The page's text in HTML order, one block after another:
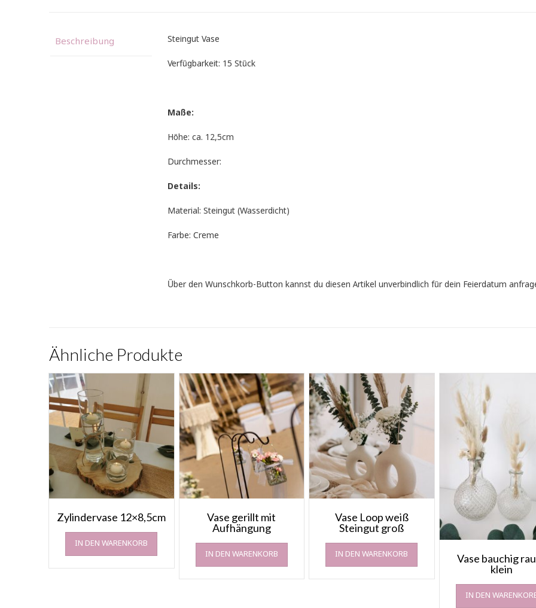
Beschreibung Steingut Vase
Verfügbarkeit: 15 Stück
Maße:
Höhe: ca. 12,5cm
Durchmesser:
Details:
Material: Steingut (Wasserdicht)
Farbe: Creme
Über den Wunschkorb-Button kannst du diesen Artikel unverbindlich für dein Feierdatum
Ähnliche Produkte
Zylindervase 12×8,5cm
IN DEN WARENKORB
Vase gerillt mit
Aufhängung
IN DEN WARENKORB
Vase Loop weiß
Steingut groß
IN DEN WARENKORB
Vase bauchig
klein
IN DEN